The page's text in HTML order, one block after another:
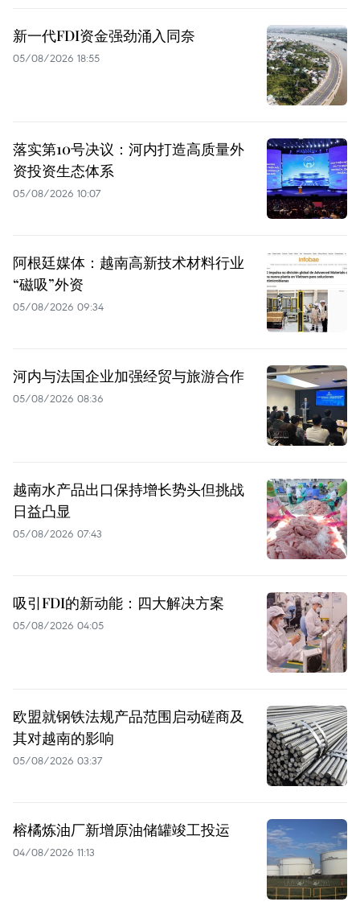
新一代FDI资金强劲涌入同奈
05/08/2026 18:55
落实第10号决议：河内打造高质量外
资投资生态体系
05/08/2026 10:07
阿根廷媒体：越南高新技术材料行业
“磁吸”外资
05/08/2026 09:34
河内与法国企业加强经贸与旅游合作
05/08/2026 08:36
越南水产品出口保持增长势头但挑战
日益凸显
05/08/2026 07:43
吸引FDI的新动能：四大解决方案
05/08/2026 04:05
欧盟就钢铁法规产品范围启动磋商及
其对越南的影响
05/08/2026 03:37
榕橘炼油厂新增原油储罐竣工投运
04/08/2026 11:13